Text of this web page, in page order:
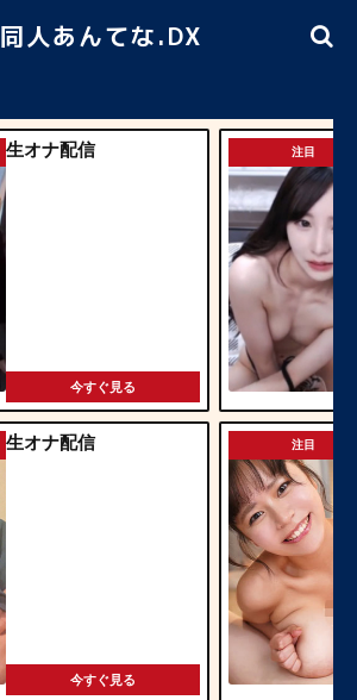
同人あんてな.DX
生オナ配信
今すぐ見る
生オナ配信
今すぐ見る
注目
注目